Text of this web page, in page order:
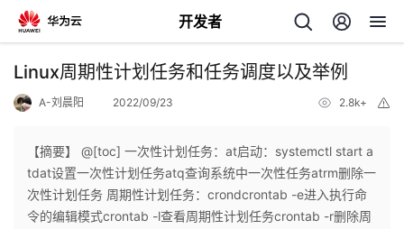
开发者
返
个
Linux周期性计划任务和任务调度以及举例
A-刘晨阳 2022/09/23 2.8k+
【摘要】 @[toc] 一次性计划任务：at启动：systemctl start a
tdat设置一次性计划任务atq查询系统中一次性任务atrm删除一
次性计划任务 周期性计划任务：crondcrontab -e进入执行命
令的编辑模式crontab -l查看周期性计划任务crontab -r删除周